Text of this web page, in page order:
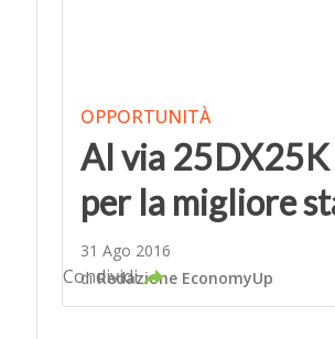
OPPORTUNITÀ
Al via
per la migliore
31 Ago 2016
diRedazione EconomyUp
Condividi